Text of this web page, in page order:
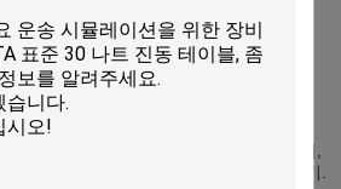
디지털 표시 장치.
동기 기계장치.
한 가이드 레일 유형 정착물.
치하게, 쉬운 안정되어 있는 달리기를 지키.